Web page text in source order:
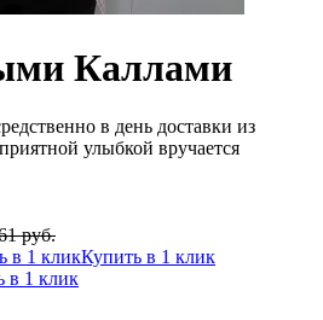
Каллами
в день доставки из
улыбкой вручается
руб.
Купить в 1 клик
в 1 клик